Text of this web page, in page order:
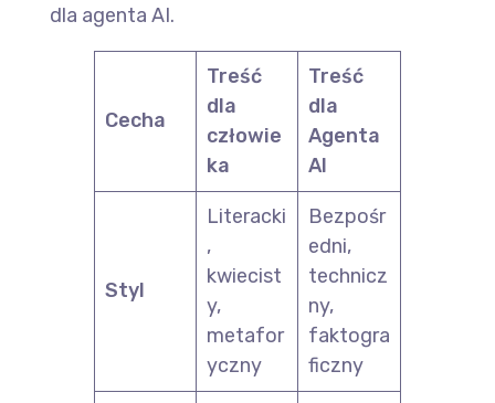
dla agenta AI.
Cecha
Treść
dla
człowie
ka
Treść
dla
Agenta
AI
Styl
Literacki
,
kwiecist
y,
metafor
yczny
Bezpośr
edni,
technicz
ny,
faktogra
ficzny